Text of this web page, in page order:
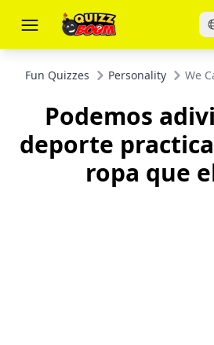
Fun Quizzes Personality We
Podemos
deporte
ropa que